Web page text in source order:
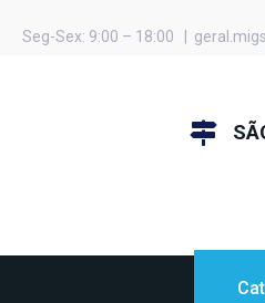
Seg-Sex: 9:00 – 18:00 |